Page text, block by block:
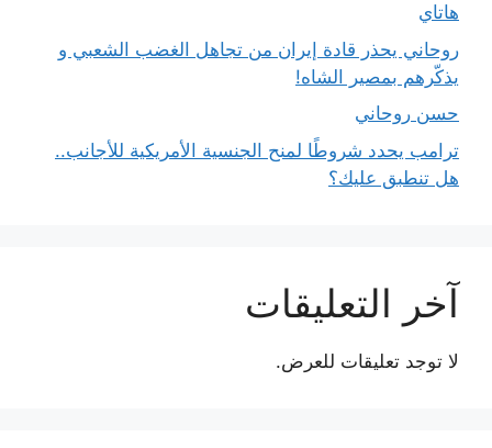
هاتاي
روحاني يحذر قادة إيران من تجاهل الغضب الشعبي و
يذكّرهم بمصير الشاه!
حسن روحاني
ترامب يحدد شروطًا لمنح الجنسية الأمريكية للأجانب..
هل تنطبق عليك؟
آخر التعليقات
لا توجد تعليقات للعرض.